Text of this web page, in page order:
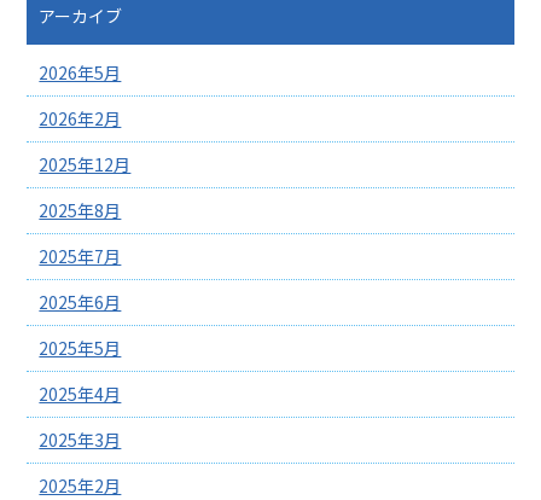
アーカイブ
2026年5月
2026年2月
2025年12月
2025年8月
2025年7月
2025年6月
2025年5月
2025年4月
2025年3月
2025年2月